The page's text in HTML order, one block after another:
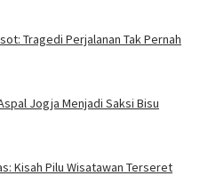
Tragedi Perjalanan Tak Pernah
Jogja Menjadi Saksi Bisu
Kisah Pilu Wisatawan Terseret